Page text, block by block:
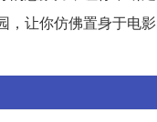
，让你仿佛置身于电影